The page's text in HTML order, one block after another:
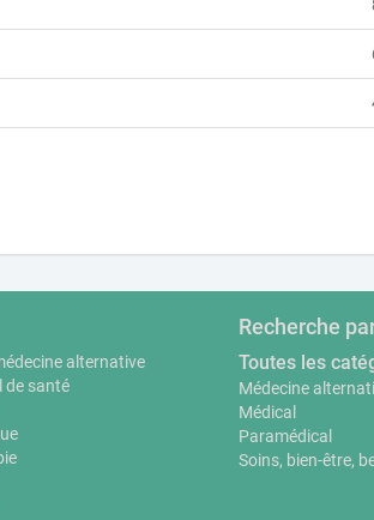
alternative
de santé
Recherche
Toutes les
Médecine
Médical
Paramédical
Soins, bien-être,